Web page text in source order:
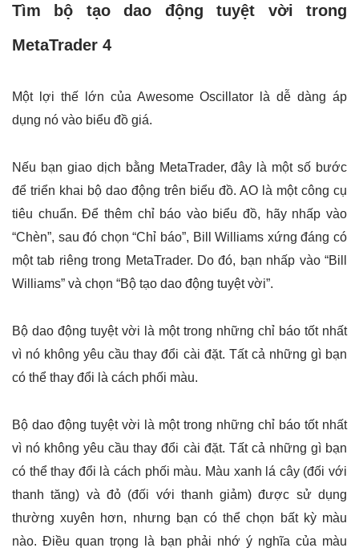
Tìm bộ tạo dao động tuyệt vời trong
MetaTrader 4
Một lợi thế lớn của Awesome Oscillator là dễ dàng áp
dụng nó vào biểu đồ giá.
Nếu bạn giao dịch bằng MetaTrader, đây là một số bước
để triển khai bộ dao động trên biểu đồ. AO là một công cụ
tiêu chuẩn. Để thêm chỉ báo vào biểu đồ, hãy nhấp vào
“Chèn”, sau đó chọn “Chỉ báo”, Bill Williams xứng đáng có
một tab riêng trong MetaTrader. Do đó, bạn nhấp vào “Bill
Williams” và chọn “Bộ tạo dao động tuyệt vời”.
Bộ dao động tuyệt vời là một trong những chỉ báo tốt nhất
vì nó không yêu cầu thay đổi cài đặt. Tất cả những gì bạn
có thể thay đổi là cách phối màu.
Bộ dao động tuyệt vời là một trong những chỉ báo tốt nhất
vì nó không yêu cầu thay đổi cài đặt. Tất cả những gì bạn
có thể thay đổi là cách phối màu. Màu xanh lá cây (đối với
thanh tăng) và đỏ (đối với thanh giảm) được sử dụng
thường xuyên hơn, nhưng bạn có thể chọn bất kỳ màu
nào. Điều quan trọng là bạn phải nhớ ý nghĩa của màu